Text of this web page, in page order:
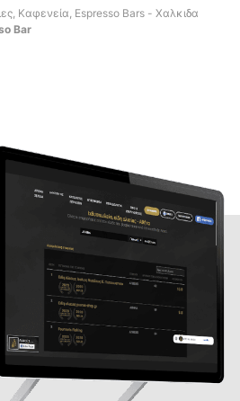
Καφενεία, Espresso Bars - Χαλκιδα
Bar